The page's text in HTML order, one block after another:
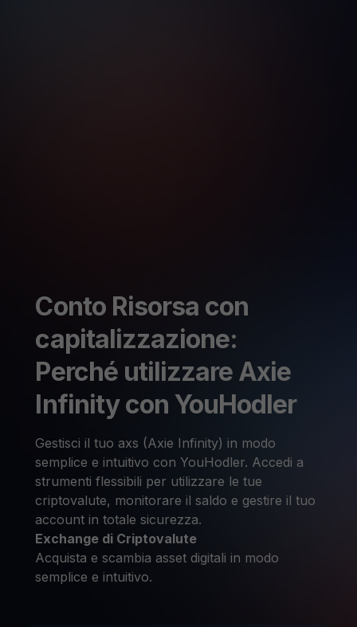
Conto Risorsa con
capitalizzazione:
Perché utilizzare Axie
Infinity con YouHodler
Gestisci il tuo axs (Axie Infinity) in modo
semplice e intuitivo con YouHodler. Accedi a
strumenti flessibili per utilizzare le tue
criptovalute, monitorare il saldo e gestire il tuo
account in totale sicurezza.
Exchange di Criptovalute
Acquista e scambia asset digitali in modo
semplice e intuitivo.